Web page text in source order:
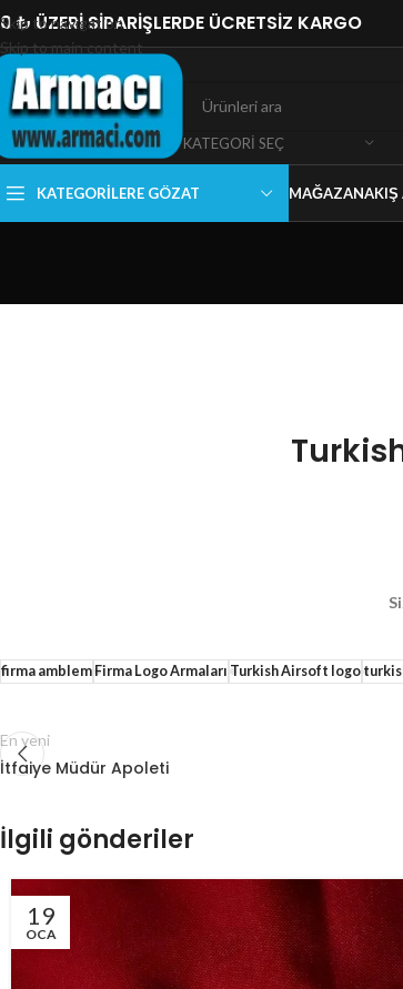
Skip to navigation
Skip to main content
₺ ÜZERİ SİPARİŞLERDE ÜCRETSİZ KARGO
KATEGORI SEÇ
KATEGORILERE GÖZAT MAĞAZANAKIŞ
firma amblemFirma Logo Armaları Turkish Airsoft logo
En yeni
İtfaiye Müdür Apoleti
İlgili gönderiler
19
OCA